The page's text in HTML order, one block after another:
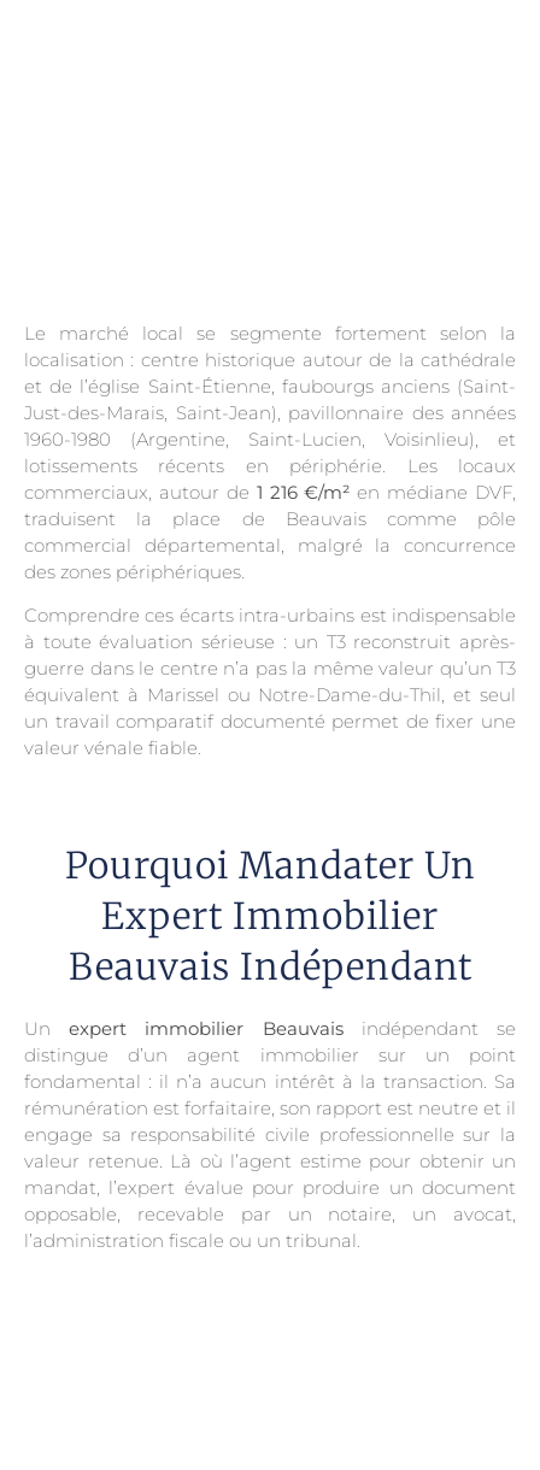
Le marché local se segmente fortement selon la
localisation : centre historique autour de la cathédrale
et de l’église Saint-Étienne, faubourgs anciens (Saint-
Just-des-Marais, Saint-Jean), pavillonnaire des années
1960-1980 (Argentine, Saint-Lucien, Voisinlieu), et
lotissements récents en périphérie. Les locaux
commerciaux, autour de 1 216 €/m² en médiane DVF,
traduisent la place de Beauvais comme pôle
commercial départemental, malgré la concurrence
des zones périphériques.
Comprendre ces écarts intra-urbains est indispensable
à toute évaluation sérieuse : un T3 reconstruit après-
guerre dans le centre n’a pas la même valeur qu’un T3
équivalent à Marissel ou Notre-Dame-du-Thil, et seul
un travail comparatif documenté permet de fixer une
valeur vénale fiable.
Pourquoi Mandater Un
Expert Immobilier
Beauvais Indépendant
Unexpert immobilier Beauvaisindépendant se
distingue d’un agent immobilier sur un point
fondamental : il n’a aucun intérêt à la transaction. Sa
rémunération est forfaitaire, son rapport est neutre et il
engage sa responsabilité civile professionnelle sur la
valeur retenue. Là où l’agent estime pour obtenir un
mandat, l’expert évalue pour produire un document
opposable, recevable par un notaire, un avocat,
l’administration fiscale ou un tribunal.